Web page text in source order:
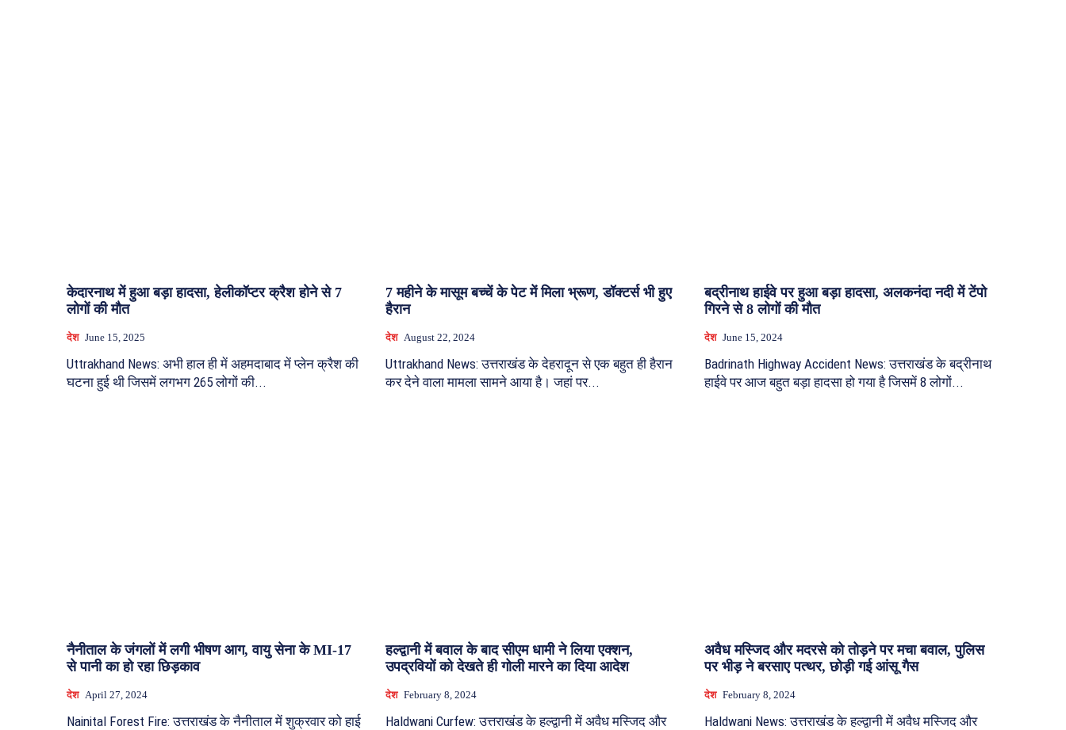
केदारनाथ में हुआ बड़ा हादसा, हेलीकॉप्टर क्रैश होने से 7
लोगों की मौत
देश June 15, 2025
Uttrakhand News: अभी हाल ही में अहमदाबाद में प्लेन क्रैश की
घटना हुई थी जिसमें लगभग 265 लोगों की...
7 महीने के मासूम बच्चें के पेट में मिला भ्रूण, डॉक्टर्स भी हुए
हैरान
देश August 22, 2024
Uttrakhand News: उत्तराखंड के देहरादून से एक बहुत ही हैरान
कर देने वाला मामला सामने आया है। जहां पर...
बद्रीनाथ हाईवे पर हुआ बड़ा हादसा, अलकनंदा नदी में टेंपो
गिरने से 8 लोगों की मौत
देश June 15, 2024
Badrinath Highway Accident News: उत्तराखंड के बद्रीनाथ
हाईवे पर आज बहुत बड़ा हादसा हो गया है जिसमें 8 लोगों...
नैनीताल के जंगलों में लगी भीषण आग, वायु सेना के MI-17
से पानी का हो रहा छिड़काव
देश April 27, 2024
Nainital Forest Fire: उत्तराखंड के नैनीताल में शुक्रवार को हाई
हल्द्वानी में बवाल के बाद सीएम धामी ने लिया एक्शन,
उपद्रवियों को देखते ही गोली मारने का दिया आदेश
देश February 8, 2024
Haldwani Curfew: उत्तराखंड के हल्द्वानी में अवैध मस्जिद और
अवैध मस्जिद और मदरसे को तोड़ने पर मचा बवाल, पुलिस
पर भीड़ ने बरसाए पत्थर, छोड़ी गई आंसू गैस
देश February 8, 2024
Haldwani News: उत्तराखंड के हल्द्वानी में अवैध मस्जिद और